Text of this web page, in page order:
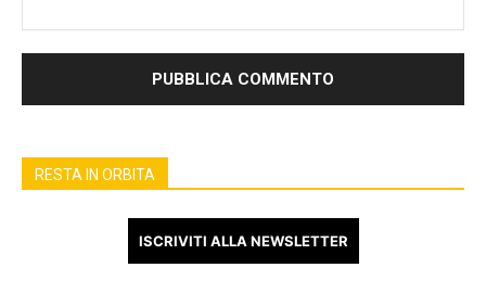
RESTA IN ORBITA
ISCRIVITI ALLA NEWSLETTER